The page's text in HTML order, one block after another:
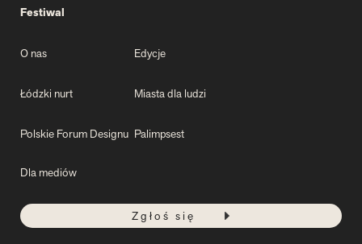
Festiwal
O nas Edycje
Łódzki nurt Miasta dla ludzi
Polskie Forum Designu Palimpsest
Dla mediów
Zgłoś się